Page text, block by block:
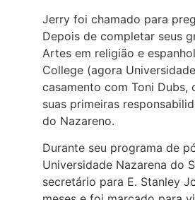
Jerry foi chamado para
Depois de completar seus
Artes em religião e
College (agora
casamento com Toni Dubs,
suas primeiras
do Nazareno.
Durante seu programa de
Universidade Nazarena do
secretário para E. Stanley